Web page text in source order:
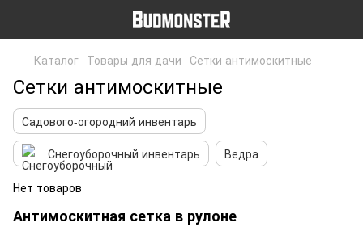
Каталог Товары для дачи Сетки антимоскитные
Сетки антимоскитные
Садового-огородний инвентарь
Снегоуборочный инвентарь
Ведра
Нет товаров
Антимоскитная сетка в рулоне